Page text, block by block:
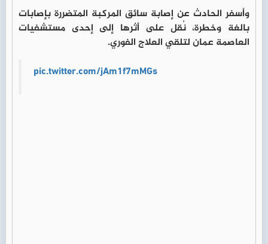
وأسفر الحادث عن إصابة سائق المركبة المتضررة بإصابات
بالغة وخطرة، نُقل على أثرها إلى إحدى مستشفيات
العاصمة عمان لتلقي العلاج الفوري.
pic.twitter.com/jAm1f7mMGs